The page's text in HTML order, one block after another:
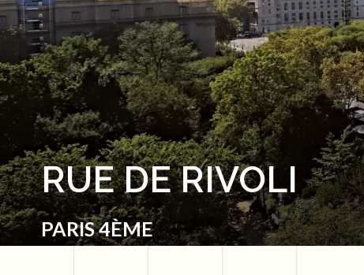
RUE DE RIVOLI
PARIS 4ÈME